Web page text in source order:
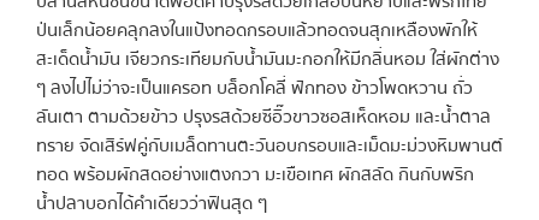
ป่นเล็กน้อยคลุกลงในแป้งทอดกรอบแล้วทอดจนสุกเหลืองพักให้
สะเด็ดน้ำมัน เจียวกระเทียมกับน้ำมันมะกอกให้มีกลิ่นหอม ใส่ผักต่าง
ๆ ลงไปไม่ว่าจะเป็นแครอท บล็อกโคลี่ ฟักทอง ข้าวโพดหวาน ถั่ว
ลันเตา ตามด้วยข้าว ปรุงรสด้วยซีอิ๊วขาวซอสเห็ดหอม และน้ำตาล
ทราย จัดเสิร์ฟคู่กับเมล็ดทานตะวันอบกรอบและเม็ดมะม่วงหิมพานต์
ทอด พร้อมผักสดอย่างแตงกวา มะเขือเทศ ผักสลัด กินกับพริก
น้ำปลาบอกได้คำเดียวว่าฟินสุด ๆ